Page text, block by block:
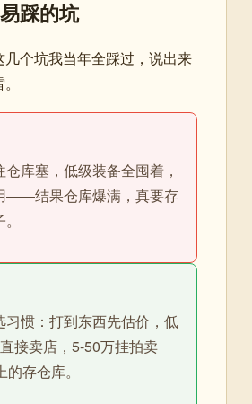
踩的坑
个坑我当年全踩过，说出来
库塞，低级装备全囤着，
——结果仓库爆满，真要存
习惯：打到东西先估价，低
接卖店，5-50万挂拍卖
存仓库。